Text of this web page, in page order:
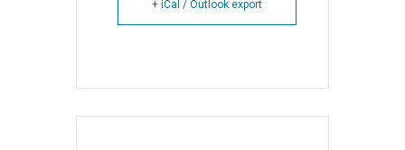
+ iCal / Outlook export